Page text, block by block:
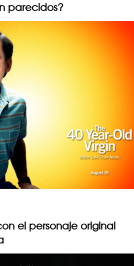
parecidos?
el personaje original